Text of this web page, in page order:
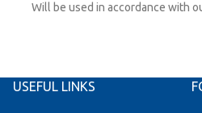
Will be used in accordance with
USEFUL LINKS